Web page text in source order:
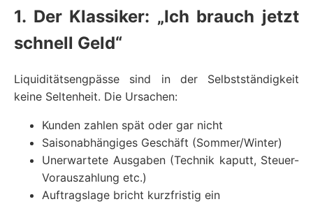
1. Der Klassiker: „Ich brauch jetzt
schnell Geld“
Liquiditätsengpässe sind in der Selbstständigkeit
keine Seltenheit. Die Ursachen:
Kunden zahlen spät oder gar nicht
Saisonabhängiges Geschäft (Sommer/Winter)
Unerwartete Ausgaben (Technik kaputt, Steuer-
Vorauszahlung etc.)
Auftragslage bricht kurzfristig ein